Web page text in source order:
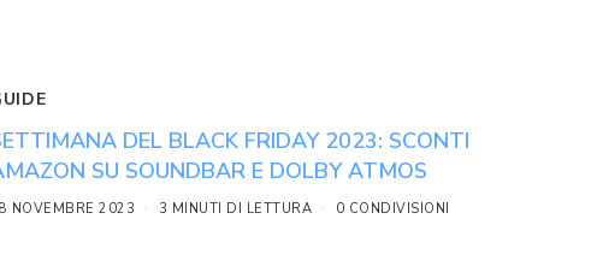
DEL BLACK FRIDAY 2023: SCONTI
SU SOUNDBAR E DOLBY ATMOS
NOVEMBRE 2023 3 MINUTI DI LETTURA 0 CONDIVISIONI